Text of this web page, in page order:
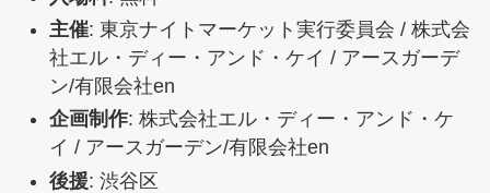
主催: 東京ナイトマーケット実行委員会 / 株式会
社エル・ディー・アンド・ケイ / アースガーデ
ン/有限会社en
企画制作: 株式会社エル・ディー・アンド・ケ
イ / アースガーデン/有限会社en
後援: 渋谷区